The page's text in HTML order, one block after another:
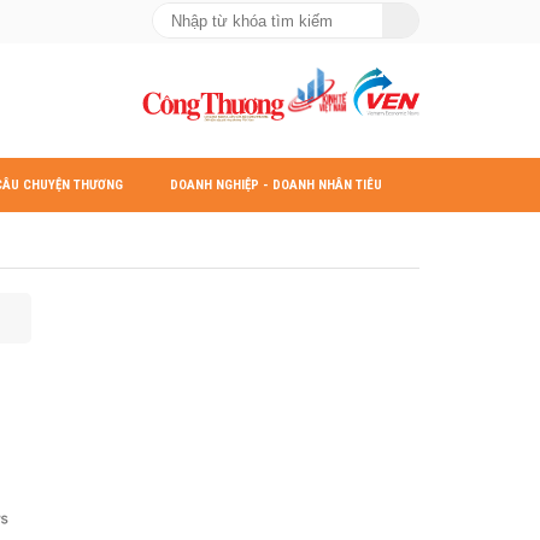
CHUYỆN THƯƠNG DOANH NGHIỆP - DOANH NHÂN TIÊU